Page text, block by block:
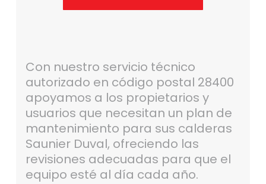
Con nuestro servicio técnico
autorizado en código postal 28400
apoyamos a los propietarios y
usuarios que necesitan un plan de
mantenimiento para sus calderas
Saunier Duval, ofreciendo las
revisiones adecuadas para que el
equipo esté al día cada año.